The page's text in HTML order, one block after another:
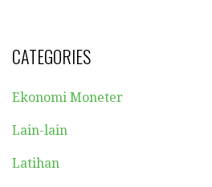
CATEGORIES
Ekonomi Moneter
Lain-lain
Latihan